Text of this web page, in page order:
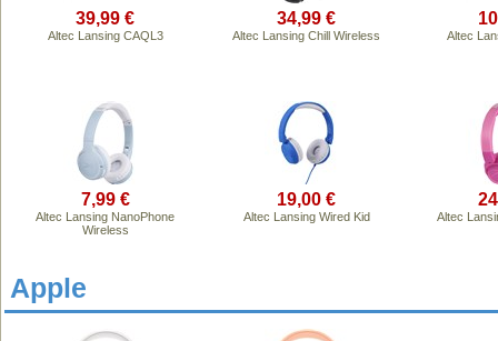
39,99 €
Altec Lansing CAQL3
34,99 €
Altec Lansing Chill Wireless Altec
7,99 €
Altec Lansing NanoPhone
Wireless
19,00 €
Altec Lansing Wired Kid Altec
Apple